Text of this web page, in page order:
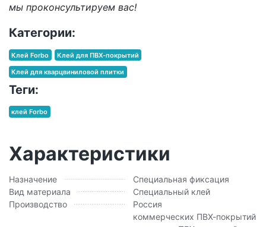
мы проконсультируем вас!
Категории:
Клей Forbo Клей для ПВХ-покрытий
Клей для кварцвиниловой плитки
Теги:
клей Forbo
Характеристики
Назначение
Специальная фиксация
Вид материала
Специальный клей
Производство
Россия
коммерческих ПВХ-покрытий